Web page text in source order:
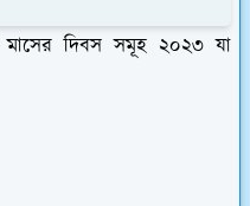
মাসের দিবস সমূহ ২০২৩ যা